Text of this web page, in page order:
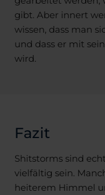
gibt. Aber innert
wissen, dass man
und dass er mit
wird.
Fazit
Shitstorms sind
vielfältig sein.
heiterem Himmel